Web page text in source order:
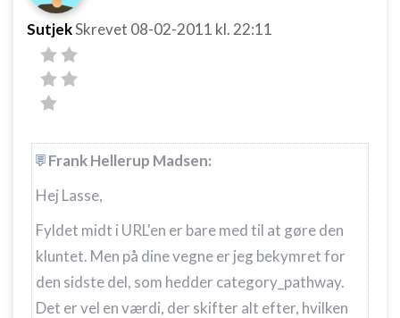
SutjekSkrevet 08-02-2011 kl. 22:11
Frank Hellerup Madsen:
Hej Lasse,
Fyldet midt i URL'en er bare med til at gøre den
kluntet. Men på dine vegne er jeg bekymret for
den sidste del, som hedder category_pathway.
Det er vel en værdi, der skifter alt efter, hvilken